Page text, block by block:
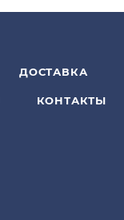
ДОСТАВКА
КОНТАКТЫ